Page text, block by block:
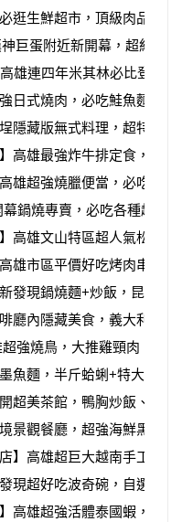
逛生鮮超市，頂級肉品海
神巨蛋附近新開幕，超紅手
高雄連四年米其林必比登推
日式燒肉，必吃鮭魚麵、
隱藏版無式料理，超特別
高雄最強炸牛排定食，楠
雄超強燒臘便當，必吃豉
幕鍋燒專賣，必吃各種超強
高雄文山特區超人氣松葉
雄市區平價好吃烤肉串、
發現鍋燒麵+炒飯，昆布、
廳內隱藏美食，義大利麵
超強燒鳥，大推雞頸肉、雞
魚麵，半斤蛤蜊+特大號魷
超美茶館，鴨胸炒飯、甲
景觀餐廳，超強海鮮黑金
】高雄超巨大越南手工海
現超好吃波奇碗，自選沙
高雄超強活體泰國蝦，套